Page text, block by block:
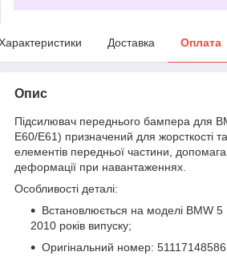
Доставка Оплата
Опис
Підсилювач переднього бампера для
E60/E61) призначений для жорсткості та
елементів передньої частини,
деформації при навантаженнях.
Особливості деталі:
Встановлюється на моделі BMW
2010 років випуску;
Оригінальний номер: